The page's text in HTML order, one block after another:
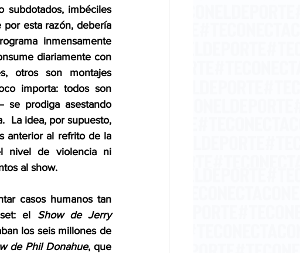
subdotados, imbéciles
por esta razón, debería
inmensamente
diariamente con
otros son montajes
importa: todos son
se prodiga asestando
La idea, por supuesto,
anterior al refrito de la
nivel de violencia ni
al show.
casos humanos tan
el Show de Jerry
los seis millones de
de Phil Donahue, que